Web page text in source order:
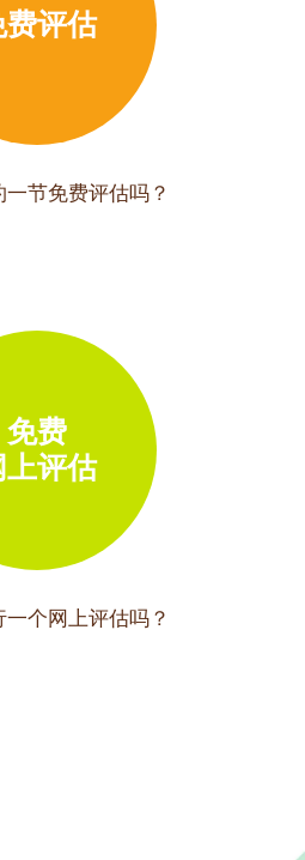
评估
节免费评估吗？
免费
上评估
个网上评估吗？